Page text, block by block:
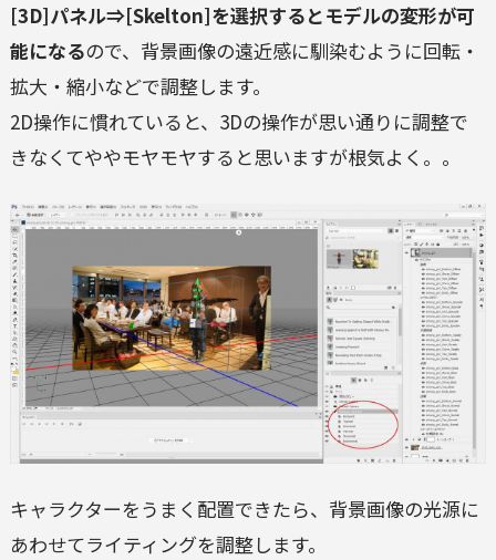
[3D]パネル⇒[Skelton]を選択するとモデルの変形が可
能になるので、背景画像の遠近感に馴染むように回転・
拡大・縮小などで調整します。
2D操作に慣れていると、3Dの操作が思い通りに調整で
きなくてややモヤモヤすると思いますが根気よく。。
キャラクターをうまく配置できたら、背景画像の光源に
あわせてライティングを調整します。